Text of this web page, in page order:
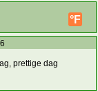
°F
prettige dag